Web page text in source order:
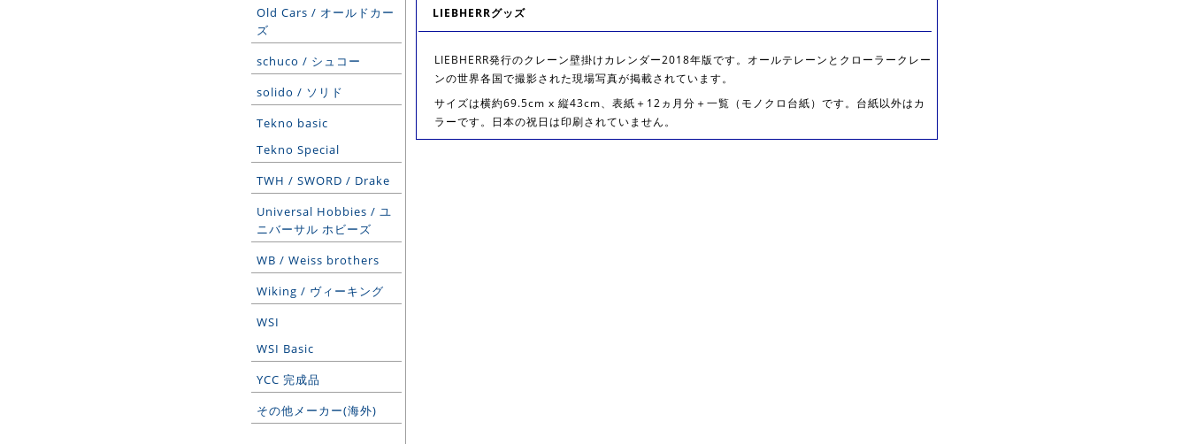
Old Cars / オールドカー
ズ
schuco / シュコー
solido / ソリド
Tekno basic
Tekno Special
TWH / SWORD / Drake
Universal Hobbies / ユ
ニバーサル ホビーズ
WB / Weiss brothers
Wiking / ヴィーキング
WSI
WSI Basic
YCC 完成品
その他メーカー(海外)
LIEBHERRグッズ
LIEBHERR発行のクレーン壁掛けカレンダー2018年版です。オールテレーンとクローラークレー
ンの世界各国で撮影された現場写真が掲載されています。
サイズは横約69.5cm x 縦43cm、表紙＋12ヵ月分＋一覧（モノクロ台紙）です。台紙以外はカ
ラーです。日本の祝日は印刷されていません。